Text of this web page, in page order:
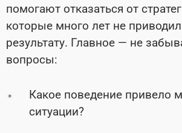
помогают отказаться от
которые много лет не
результату. Главное — не
вопросы:
Какое поведение привело
ситуации?